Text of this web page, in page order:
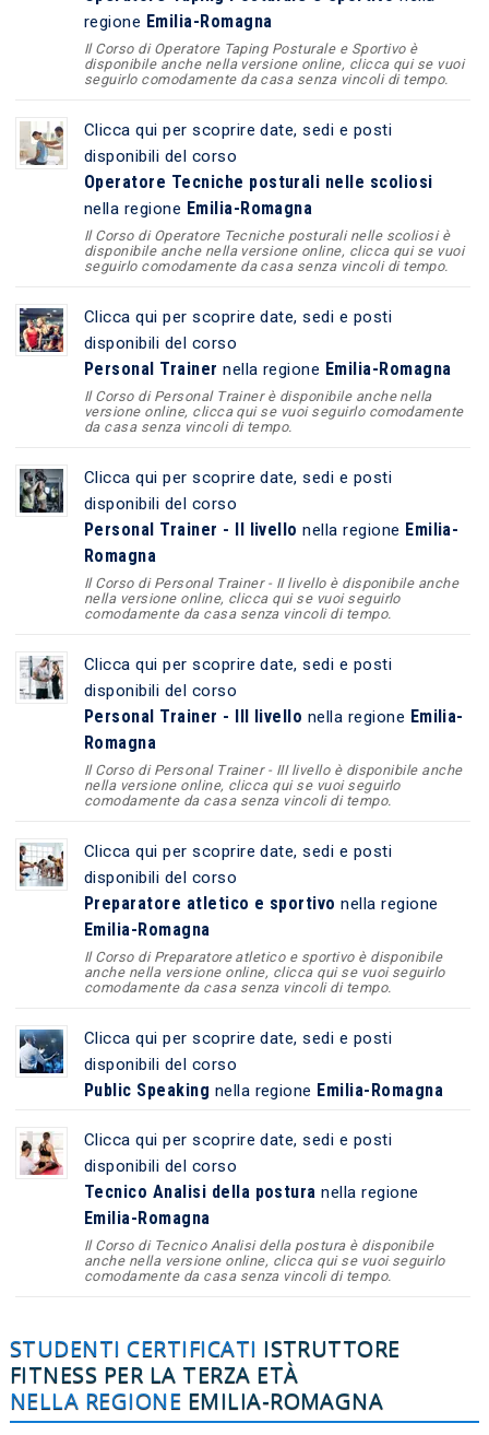
regione Emilia-Romagna
Il Corso di Operatore Taping Posturale e Sportivo è
disponibile anche nella versione online, clicca qui se vuoi
seguirlo comodamente da casa senza vincoli di tempo.
Clicca qui per scoprire date, sedi e posti
disponibili del corso
Operatore Tecniche posturali nelle scoliosi
nella regione Emilia-Romagna
Il Corso di Operatore Tecniche posturali nelle scoliosi è
disponibile anche nella versione online, clicca qui se vuoi
seguirlo comodamente da casa senza vincoli di tempo.
Clicca qui per scoprire date, sedi e posti
disponibili del corso
Personal Trainer nella regione Emilia-Romagna
Il Corso di Personal Trainer è disponibile anche nella
versione online, clicca qui se vuoi seguirlo comodamente
da casa senza vincoli di tempo.
Clicca qui per scoprire date, sedi e posti
disponibili del corso
Personal Trainer - II livello nella regione Emilia-
Romagna
Il Corso di Personal Trainer - II livello è disponibile anche
nella versione online, clicca qui se vuoi seguirlo
comodamente da casa senza vincoli di tempo.
Clicca qui per scoprire date, sedi e posti
disponibili del corso
Personal Trainer - III livello nella regione Emilia-
Romagna
Il Corso di Personal Trainer - III livello è disponibile anche
nella versione online, clicca qui se vuoi seguirlo
comodamente da casa senza vincoli di tempo.
Clicca qui per scoprire date, sedi e posti
disponibili del corso
Preparatore atletico e sportivo nella regione
Emilia-Romagna
Il Corso di Preparatore atletico e sportivo è disponibile
anche nella versione online, clicca qui se vuoi seguirlo
comodamente da casa senza vincoli di tempo.
Clicca qui per scoprire date, sedi e posti
disponibili del corso
Public Speaking nella regione Emilia-Romagna
Clicca qui per scoprire date, sedi e posti
disponibili del corso
Tecnico Analisi della postura nella regione
Emilia-Romagna
Il Corso di Tecnico Analisi della postura è disponibile
anche nella versione online, clicca qui se vuoi seguirlo
comodamente da casa senza vincoli di tempo.
STUDENTI CERTIFICATI ISTRUTTORE
FITNESS PER LA TERZA ETÀ
NELLA REGIONE EMILIA-ROMAGNA